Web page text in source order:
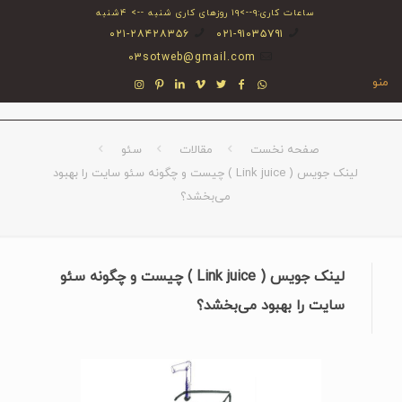
ساعات کاری:۹-->۱۹ روزهای کاری شنبه --> ۴شنبه
۰۲۱-۹۱۰۳۵۷۹۱
۰۲۱-۲۸۴۲۸۳۵۶
03sotweb@gmail.com
منو
صفحه نخست مقالات
سئو
لینک جویس ( Link juice ) چیست و چگونه سئو سایت را بهبود
می‌بخشد؟
لینک جویس ( Link juice ) چیست و چگونه سئو
سایت را بهبود می‌بخشد؟